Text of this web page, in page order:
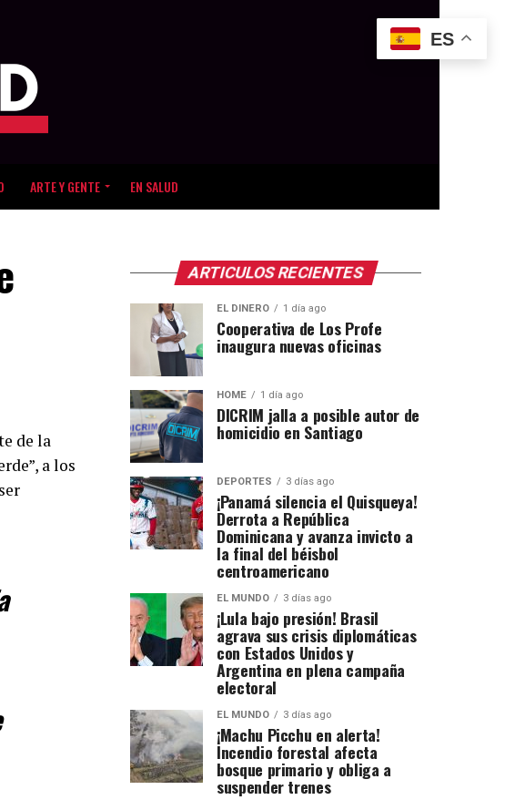
ARTE Y GENTE EN SALUD
de la
a los
ARTICULOS RECIENTES
EL DINERO 1 día ago
Cooperativa de Los Profe
inaugura nuevas oficinas
HOME 1 día ago
DICRIM jalla a posible autor de
homicidio en Santiago
DEPORTES 3 días ago
¡Panamá silencia el Quisqueya!
Derrota a República
Dominicana y avanza invicto a
la final del béisbol
centroamericano
EL MUNDO 3 días ago
¡Lula bajo presión! Brasil
agrava sus crisis diplomáticas
con Estados Unidos y
Argentina en plena campaña
electoral
EL MUNDO 3 días ago
¡Machu Picchu en alerta!
Incendio forestal afecta
bosque primario y obliga a
suspender trenes
ES